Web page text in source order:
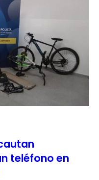
teléfono en